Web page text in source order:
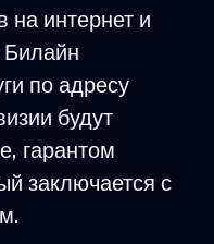
интернет и
Билайн
по адресу
будут
гарантом
заключается с